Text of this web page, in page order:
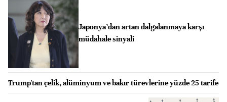
Japonya’dan artan dalgalanmaya karşı
müdahale sinyali
Trump'tan çelik, alüminyum ve bakır türevlerine yüzde 25 tarife